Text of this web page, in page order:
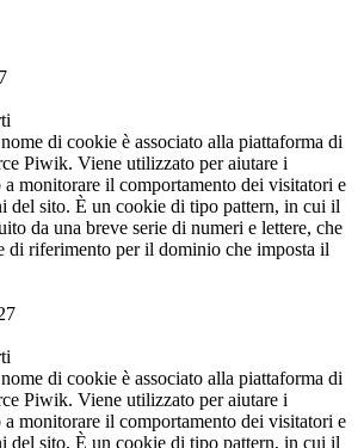
di cookie è associato alla piattaforma di
Piwik. Viene utilizzato per aiutare i
monitorare il comportamento dei visitatori e
del sito. È un cookie di tipo pattern, in cui il
da una breve serie di numeri e lettere, che
di riferimento per il dominio che imposta il
di cookie è associato alla piattaforma di
Piwik. Viene utilizzato per aiutare i
monitorare il comportamento dei visitatori e
del sito. È un cookie di tipo pattern, in cui il